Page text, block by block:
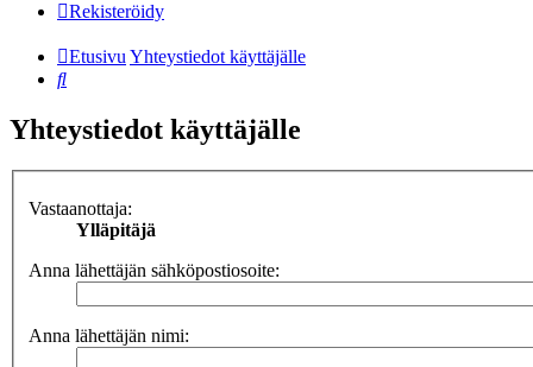
Rekisteröidy
EtusivuYhteystiedot käyttäjälle
Etsi
Yhteystiedot käyttäjälle
Vastaanottaja:
Ylläpitäjä
Anna lähettäjän sähköpostiosoite:
Anna lähettäjän nimi: